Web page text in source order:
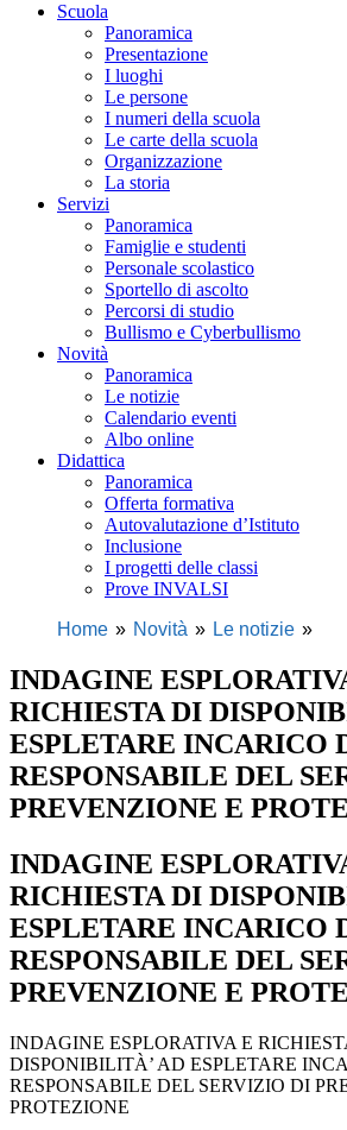
Scuola
Panoramica
Presentazione
I luoghi
Le persone
I numeri della scuola
Le carte della scuola
Organizzazione
La storia
Servizi
Panoramica
Famiglie e studenti
Personale scolastico
Sportello di ascolto
Percorsi di studio
Bullismo e Cyberbullismo
Novità
Panoramica
Le notizie
Calendario eventi
Albo online
Didattica
Panoramica
Offerta formativa
Autovalutazione d’Istituto
Inclusione
I progetti delle classi
Prove INVALSI
Home
Novità Le notizie
INDAGINE
RICHIESTA DI
ESPLETARE INCARICO
RESPONSABILE DEL
PREVENZIONE E
INDAGINE
RICHIESTA DI
ESPLETARE INCARICO
RESPONSABILE DEL
PREVENZIONE E
INDAGINE ESPLORATIVA E
DISPONIBILITÀ’ AD ESPLETARE
RESPONSABILE DEL SERVIZIO DI
PROTEZIONE